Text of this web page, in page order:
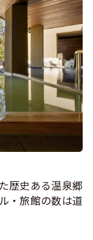
歴史ある温泉郷
・旅館の数は道